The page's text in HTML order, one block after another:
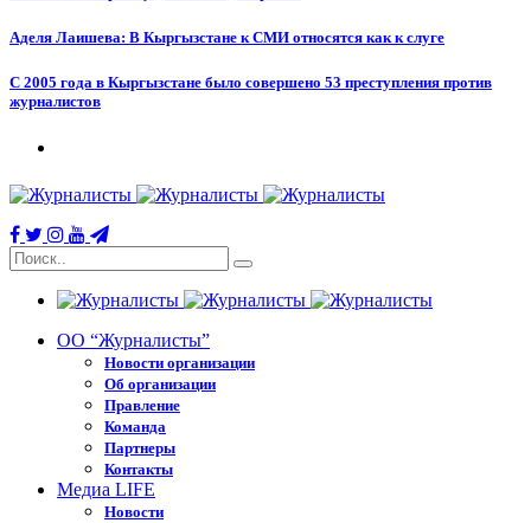
Аделя Лаишева: В Кыргызстане к СМИ относятся как к слуге
С 2005 года в Кыргызстане было совершено 53 преступления против
журналистов
ОО “Журналисты”
Новости организации
Об организации
Правление
Команда
Партнеры
Контакты
Медиа LIFE
Новости